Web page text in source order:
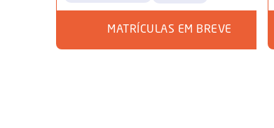
MATRÍCULAS EM BREVE